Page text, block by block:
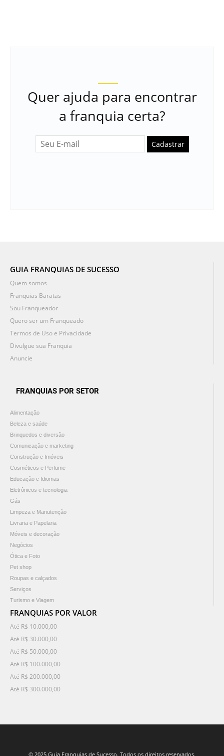
Quer ajuda para encontrar
a franquia certa?
Cadastrar
GUIA FRANQUIAS DE SUCESSO
Quem somos
Franquias Baratas
Sou Franqueador
Quero ser um Franqueado
Termos de Uso e Privacidade
Divulgue sua Franquia
Anuncie
FRANQUIAS POR SETOR
Alimentação
Beleza e saúde
Brinquedos e diversão
Comunicação e marketing
Construção e Imóveis
Cosméticos e Perfume
Educação e Idiomas
Eletrônicos e tecnologia
Gás
Limpeza e Manutenção
Livraria e Papelaria
Móveis e decoração
Negócios
Ótica e Foto
Pet shop
Roupas e calçados
Serviços
Turismo e Viagem
FRANQUIAS POR VALOR
Até R$ 10.000,00
Até R$ 30.000,00
Até R$ 50.000,00
Até R$ 100.000,00
Até R$ 200.000,00
Até R$ 300.000,00
© 2025 Guia Franquias de Sucesso. Todos os direitos reservados.